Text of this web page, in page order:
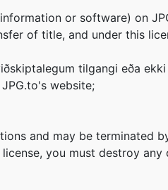
or software) on
of title, and under this
tilgangi eða
website;
and may be terminated
you must destroy